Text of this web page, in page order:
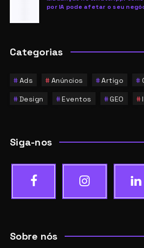
por IA pode afetar o seu
Categorias
Ads Anúncios Artigo
Design Eventos GEO
Siga-nos
Sobre nós